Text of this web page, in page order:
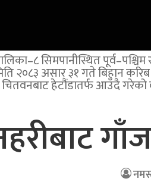
सिमपानीस्थित
२०८३ असार ३१ गते बिहान
हेटौंडातर्फ आउँदै गरेको